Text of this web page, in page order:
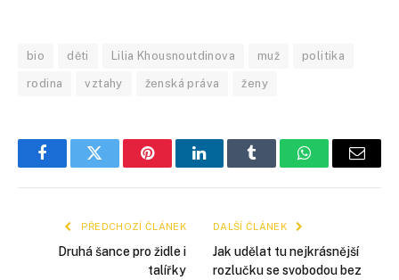
bio děti Lilia Khousnoutdinova muž politika
rodina vztahy ženská práva ženy
FacebookTwitter PinterestLinkedInTumblr WhatsApp
E-
PŘEDCHOZÍ ČLÁNEK
Druhá šance pro židle i
talířky
DALŠÍ ČLÁNEK
Jak udělat tu nejkrásnější
rozlučku se svobodou bez